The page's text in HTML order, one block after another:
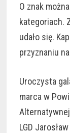
O znak
kategoriach.
udało się.
przyznaniu
Uroczysta
marca w
LGD